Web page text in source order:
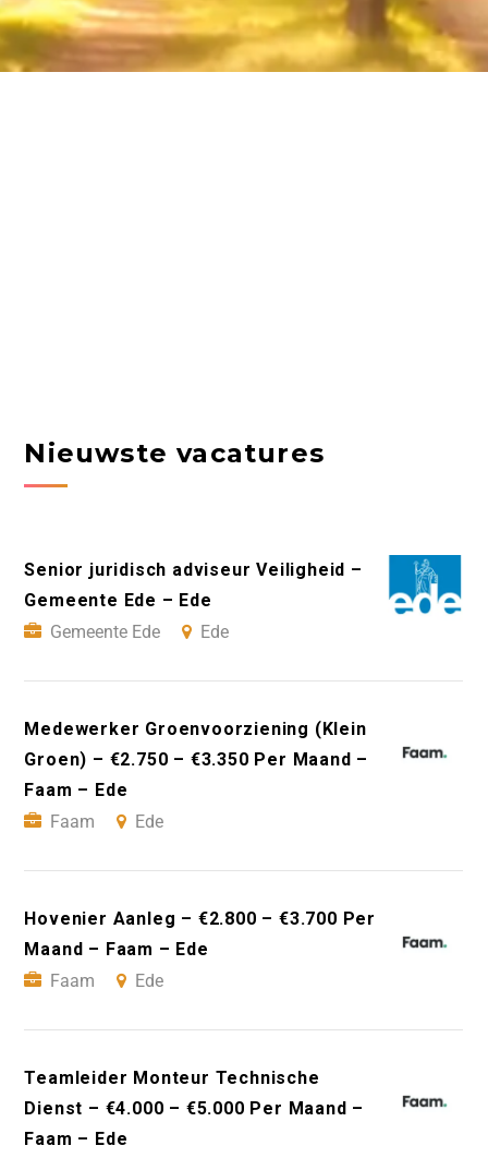
Nieuwste vacatures
Senior juridisch adviseur Veiligheid –
Gemeente Ede – Ede
Gemeente Ede
Ede
Medewerker Groenvoorziening (Klein
Groen) – €2.750 – €3.350 Per Maand –
Faam – Ede
Faam
Ede
Hovenier Aanleg – €2.800 – €3.700 Per
Maand – Faam – Ede
Faam
Ede
Teamleider Monteur Technische
Dienst – €4.000 – €5.000 Per Maand –
Faam – Ede